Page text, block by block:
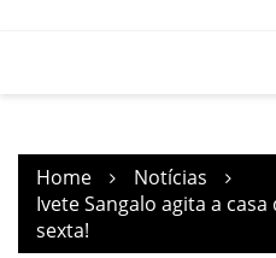
Home
Notícias
Ivete Sangalo agita a casa
sexta!